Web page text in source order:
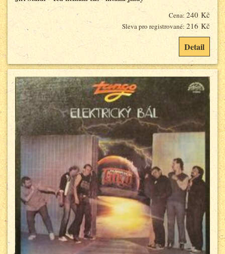
Cena: 240 Kč
Sleva pro registrované: 216 Kč
Detail